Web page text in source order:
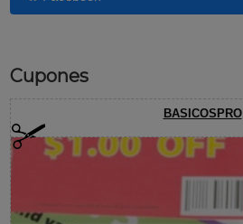
Cupones
BASICOSPRO